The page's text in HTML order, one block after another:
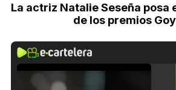
La actriz Natalie Seseña posa
de los premios